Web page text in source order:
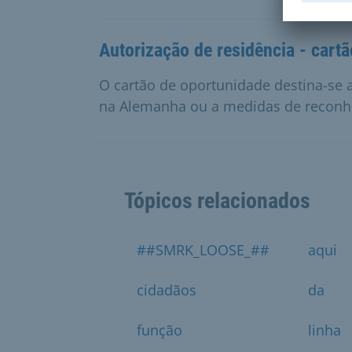
Autorização de residência -
O cartão de oportunidade destina-
na Alemanha ou a medidas de
Tópicos relacionados
##SMRK_LOOSE_## aqui
cidadãos da
função linha